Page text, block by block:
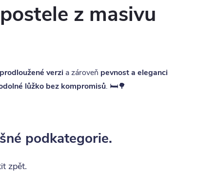
z masivu
verzi a zároveň pevnost a eleganci
lůžko bez kompromisů. 🛏️🌳
podkategorie.
zpět.